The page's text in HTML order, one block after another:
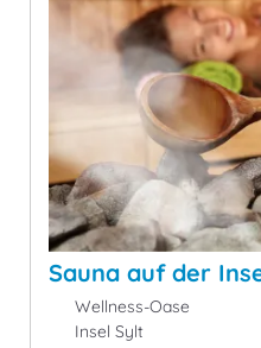
Sauna auf der
Wellness-Oase
Insel Sylt